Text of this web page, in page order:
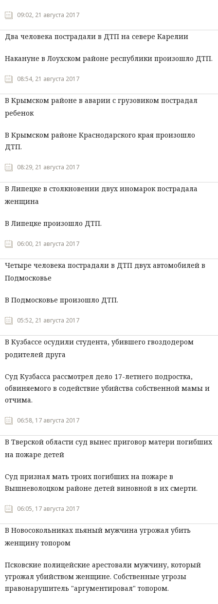
09:02, 21 августа 2017
Два человека пострадали в ДТП на севере Карелии
Накануне в Лоухском районе республики произошло ДТП.
08:54, 21 августа 2017
В Крымском районе в аварии с грузовиком пострадал
ребенок
В Крымском районе Краснодарского края произошло
ДТП.
08:29, 21 августа 2017
В Липецке в столкновении двух иномарок пострадала
женщина
В Липецке произошло ДТП.
06:00, 21 августа 2017
Четыре человека пострадали в ДТП двух автомобилей в
Подмосковье
В Подмосковье произошло ДТП.
05:52, 21 августа 2017
В Кузбассе осудили студента, убившего гвоздодером
родителей друга
Суд Кузбасса рассмотрел дело 17-летнего подростка,
обвиняемого в содействие убийства собственной мамы и
отчима.
06:58, 17 августа 2017
В Тверской области суд вынес приговор матери погибших
на пожаре детей
Суд признал мать троих погибших на пожаре в
Вышневолоцком районе детей виновной в их смерти.
06:05, 17 августа 2017
В Новосокольниках пьяный мужчина угрожал убить
женщину топором
Псковские полицейские арестовали мужчину, который
угрожал убийством женщине. Собственные угрозы
правонарушитель "аргументировал" топором.